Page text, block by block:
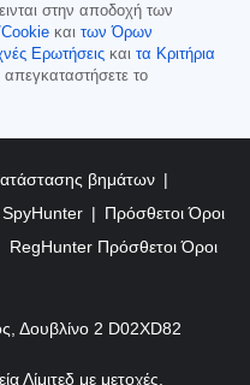
στην αποδοχή των
Cookie και των Όρων
Ερωτήσεις και τα Κριτήρια
απεγκαταστήσετε το
βημάτων
SpyHunter
Πρόσθετοι Όροι
RegHunter Πρόσθετοι Όροι
Δουβλίνο 2 D02XD82
Λίμιτεδ με μετοχές,